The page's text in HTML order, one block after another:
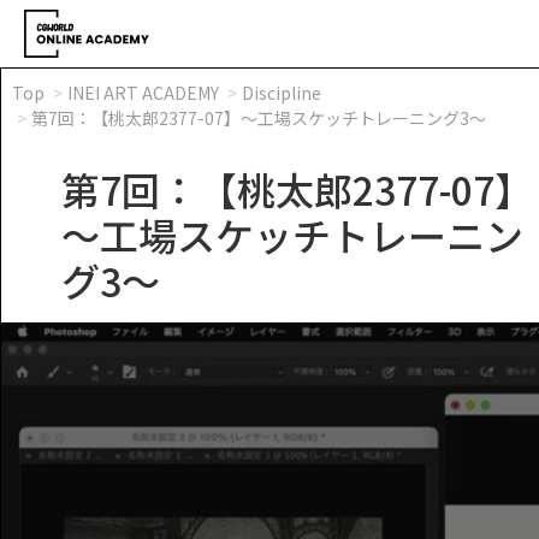
Top INEI ART ACADEMY
Discipline
第7回：【桃太郎2377-07】～工場スケッチトレーニング3～
第7回：【桃太郎2377-07】
～工場スケッチトレーニン
グ3～